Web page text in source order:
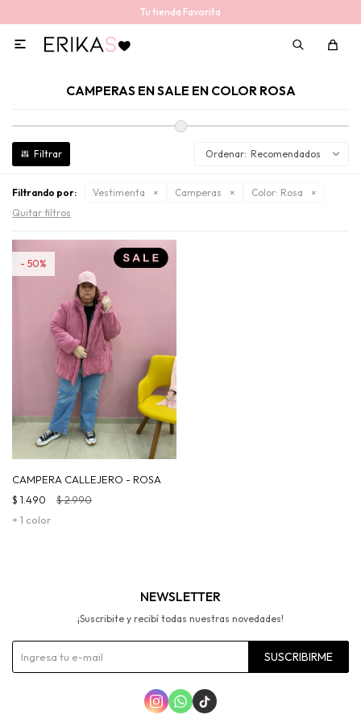
Tu tienda Favorita

CAMPERAS EN SALE EN COLOR ROSA
Recomendados
Filtrando por: Vestimenta Camperas Color: Rosa
Quitar filtros
CAMPERA CALLEJERO - ROSA
+ 1 color
$ 1.490 $2.990
50
NEWSLETTER
¡Suscribite y recibí todas nuestras novedades!
SUSCRIBIRME
  